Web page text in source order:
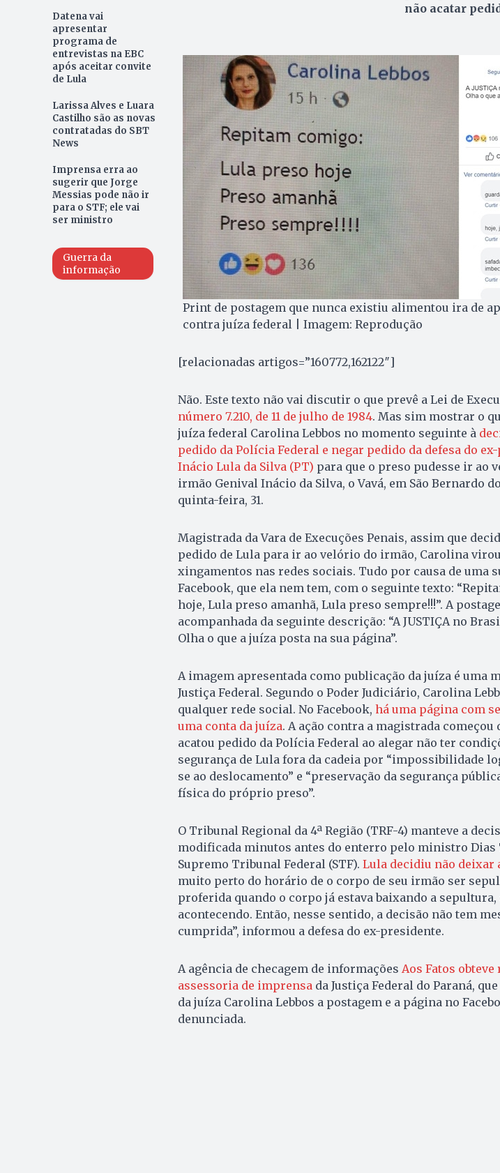
Datena vai
apresentar
programa de
entrevistas na EBC
após aceitar convite
de Lula
Larissa Alves e Luara
Castilho são as novas
contratadas do SBT
News
Imprensa erra ao
sugerir que Jorge
Messias pode não ir
para o STF; ele vai
ser ministro
Guerra da
informação
não acatar
Print de postagem que nunca existiu alimentou ira de
contra juíza federal | Imagem: Reprodução
[relacionadas artigos=”160772,162122″]
Não. Este texto não vai discutir o que prevê a Lei de
número 7.210, de 11 de julho de 1984. Mas sim mostrar o
juíza federal Carolina Lebbos no momento seguinte à
pedido da Polícia Federal e negar pedido da defesa do
Inácio Lula da Silva (PT) para que o preso pudesse ir ao
irmão Genival Inácio da Silva, o Vavá, em São Bernardo
quinta-feira, 31.
Magistrada da Vara de Execuções Penais, assim que
pedido de Lula para ir ao velório do irmão, Carolina
xingamentos nas redes sociais. Tudo por causa de uma
Facebook, que ela nem tem, com o seguinte texto:
hoje, Lula preso amanhã, Lula preso sempre!!!”. A
acompanhada da seguinte descrição: “A JUSTIÇA no
Olha o que a juíza posta na sua página”.
A imagem apresentada como publicação da juíza é uma
Justiça Federal. Segundo o Poder Judiciário, Carolina
qualquer rede social. No Facebook, há uma página com
uma conta da juíza. A ação contra a magistrada
acatou pedido da Polícia Federal ao alegar não ter
segurança de Lula fora da cadeia por “impossibilidade
se ao deslocamento” e “preservação da segurança
física do próprio preso”.
O Tribunal Regional da 4ª Região (TRF-4) manteve a
modificada minutos antes do enterro pelo ministro
Supremo Tribunal Federal (STF). Lula decidiu não deixar
muito perto do horário de o corpo de seu irmão ser
proferida quando o corpo já estava baixando a sepultura,
acontecendo. Então, nesse sentido, a decisão não tem
cumprida”, informou a defesa do ex-presidente.
A agência de checagem de informações Aos Fatos obteve
assessoria de imprensa da Justiça Federal do Paraná,
da juíza Carolina Lebbos a postagem e a página no
denunciada.